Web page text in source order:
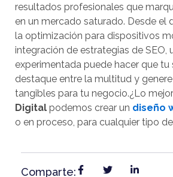
resultados profesionales que
en un mercado saturado. Desde el
la optimización para dispositivos
integración de estrategias de SEO,
experimentada puede hacer que tu
destaque entre la multitud y
tangibles para tu negocio.¿Lo
Digital podemos crear un diseño
o en proceso, para cualquier tipo
Comparte: